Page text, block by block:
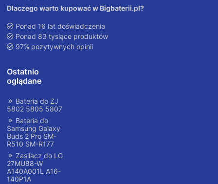
Dlaczego warto kupować w Bigbaterii.pl?
Ponad 16 lat doświadczenia
Ponad 83 tysiące produktów
97% pozytywnych opinii
Ostatnio
oglądane
Bateria do ZJ
5802 5805 5807
Bateria do
Samsung Galaxy
Buds 2 Pro SM-
R510 SM-R177
Zasilacz do LG
27MU88-W
A140A001L A16-
140P1A